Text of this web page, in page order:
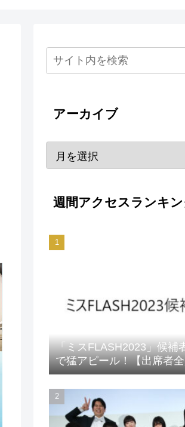
アーカイブ
週間アクセスランキ
「ミスFLASH2023」候補
で猛アピール！【出席者